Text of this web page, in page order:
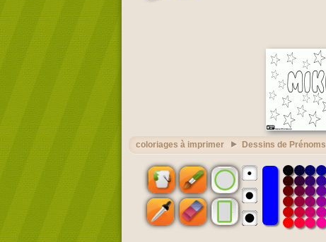
coloriages à imprimer Dessins de Prénoms